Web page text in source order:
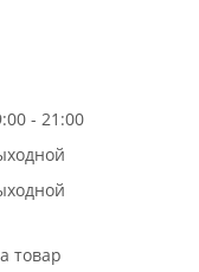
- 21:00
товар